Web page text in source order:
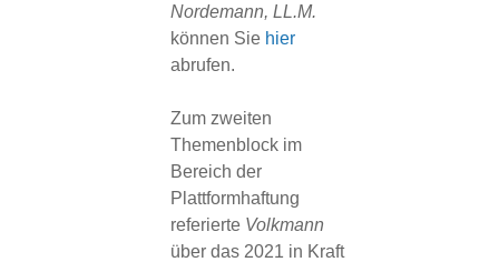
Nordemann, LL.M.
können Sie hier
abrufen.
Zum zweiten
Themenblock im
Bereich der
Plattformhaftung
referierte Volkmann
über das 2021 in Kraft